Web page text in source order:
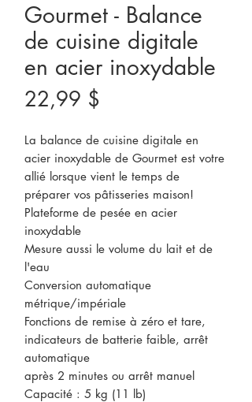
Gourmet - Balance
de cuisine digitale
en acier inoxydable
22,99 $
La balance de cuisine digitale en
acier inoxydable de Gourmet est votre
allié lorsque vient le temps de
préparer vos pâtisseries maison!
Plateforme de pesée en acier
inoxydable
Mesure aussi le volume du lait et de
l'eau
Conversion automatique
métrique/impériale
Fonctions de remise à zéro et tare,
indicateurs de batterie faible, arrêt
automatique
après 2 minutes ou arrêt manuel
Capacité : 5 kg (11 lb)